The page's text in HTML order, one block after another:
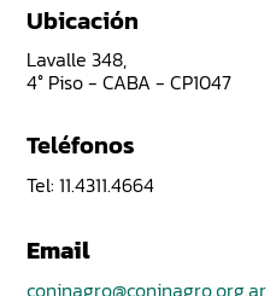
Ubicación
Lavalle 348,
4° Piso - CABA - CP1047
Teléfonos
Tel: 11.4311.4664
Email
coninagro@coninagro.org.ar